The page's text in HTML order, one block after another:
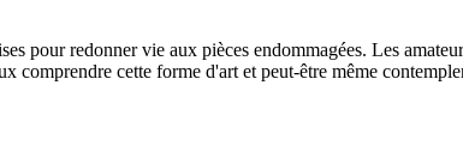
pour redonner vie aux pièces endommagées. Les
cette forme d'art et peut-être même